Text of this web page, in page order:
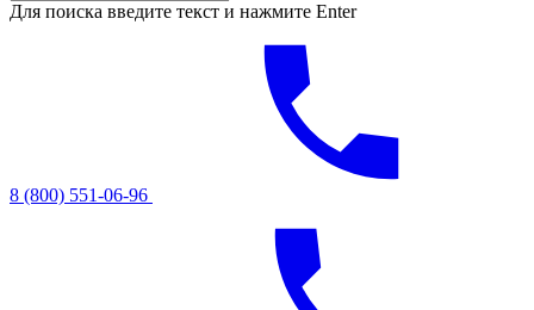
Для поиска введите текст и нажмите Enter
8 (800) 551-06-96